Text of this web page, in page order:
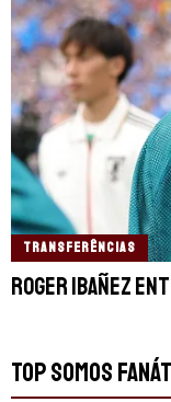
TRANSFERÊNCIAS
Roger Ibañez
TOP SOMOS